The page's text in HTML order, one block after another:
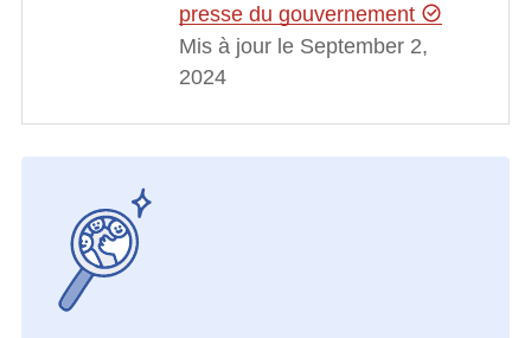
presse du gouvernement
Mis à jour le September 2,
2024